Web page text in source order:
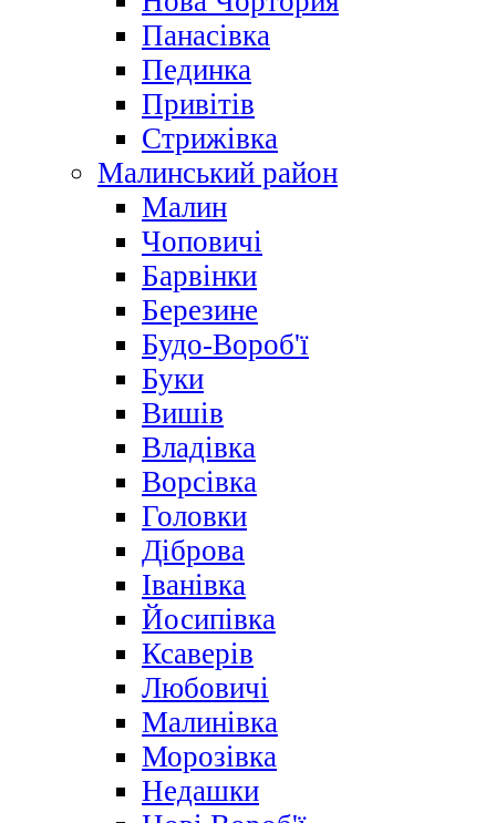
Панасівка
Пединка
Привітів
Стрижівка
Малинський район
Малин
Чоповичі
Барвінки
Березине
Будо-Вороб'ї
Буки
Вишів
Владівка
Ворсівка
Головки
Діброва
Іванівка
Йосипівка
Ксаверів
Любовичі
Малинівка
Морозівка
Недашки